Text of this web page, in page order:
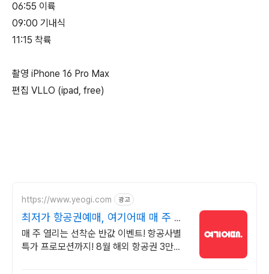
06:55 이륙
09:00 기내식
11:15 착륙
촬영 iPhone 16 Pro Max
편집 VLLO (ipad, free)
https://www.yeogi.com 광고
최저가 항공권예매, 여기어때 매 주 선
착순 항공권 반값!
매 주 열리는 선착순 반값 이벤트! 항공사별
특가 프로모션까지! 8월 해외 항공권 3만원